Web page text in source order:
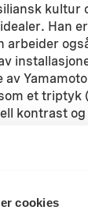
cookies
kultur
Han
arbeider
et triptyk
kontrast